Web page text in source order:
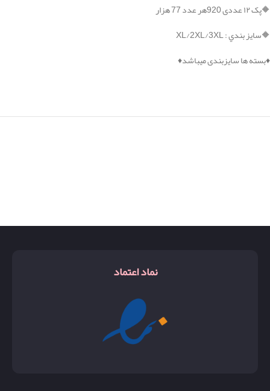
🔶پک ۱۲ عددی 920هر عدد 77 هزار
🔶سايز بندي : XL/2XL/3XL
♦️بسته ها سایزبندی میباشد♦️
نماد اعتماد